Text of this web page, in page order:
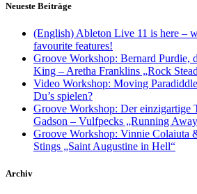
Neueste Beiträge
(English) Ableton Live 11 is here –
favourite features!
Groove Workshop: Bernard Purdie,
King – Aretha Franklins „Rock
Video Workshop: Moving
Du’s spielen?
Groove Workshop: Der einzigartige
Gadson – Vulfpecks „Running
Groove Workshop: Vinnie Colaiuta
Stings „Saint Augustine in Hell“
Archiv